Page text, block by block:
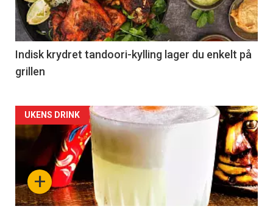
Indisk krydret tandoori-kylling lager du enkelt på
grillen
Forsiden
akkurat
nå
-
+
UKENS DRINK